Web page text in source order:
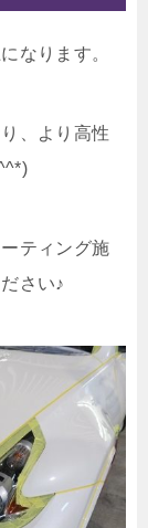
なります。
、より高性
ティング施
さい♪